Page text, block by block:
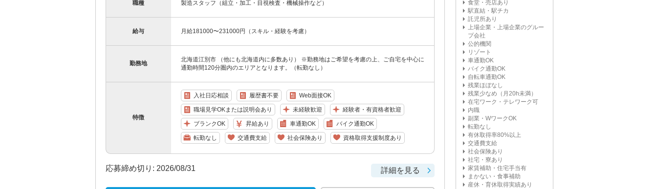
職種 製造スタッフ（組立・加工・目視検査・機械操作など）
給与 月給181000〜231000円（スキル・経験を考慮）
勤務地
北海道江別市 （他にも北海道内に多数あり） ※勤務地はご希望を考慮の上、ご自宅を中心に
通勤時間120分圏内のエリアとなります。（転勤なし）
特徴
入社日応相談 履歴書不要 Web面接OK
職場見学OKまたは説明会あり 未経験歓迎 経験者・有資格者歓迎
ブランクOK 昇給あり 車通勤OK バイク通勤OK
転勤なし 交通費支給 社会保険あり 資格取得支援制度あり
応募締め切り: 2026/08/31 詳細を見る
食堂・売店あり
駅直結・駅チカ
託児所あり
上場企業・上場企業のグルー
プ会社
公的機関
リゾート
車通勤OK
バイク通勤OK
自転車通勤OK
残業ほぼなし
残業少なめ（月20h未満）
在宅ワーク・テレワーク可
内職
副業・WワークOK
転勤なし
有休取得率80%以上
交通費支給
社会保険あり
社宅・寮あり
家賃補助・住宅手当有
まかない・食事補助
産休・育休取得実績あり